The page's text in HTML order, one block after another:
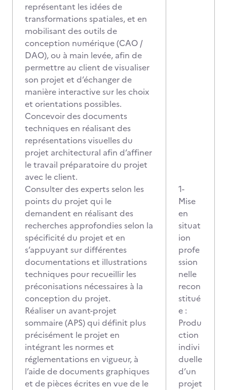
représentant les idées de
transformations spatiales, et en
mobilisant des outils de
conception numérique (CAO /
DAO), ou à main levée, afin de
permettre au client de visualiser
son projet et d’échanger de
manière interactive sur les choix
et orientations possibles.
Concevoir des documents
techniques en réalisant des
représentations visuelles du
projet architectural afin d’affiner
le travail préparatoire du projet
avec le client.
Consulter des experts selon les
points du projet qui le
demandent en réalisant des
recherches approfondies selon la
spécificité du projet et en
s’appuyant sur différentes
documentations et illustrations
techniques pour recueillir les
préconisations nécessaires à la
conception du projet.
Réaliser un avant-projet
sommaire (APS) qui définit plus
précisément le projet en
intégrant les normes et
réglementations en vigueur, à
l’aide de documents graphiques
et de pièces écrites en vue de le
1-
Mise
en
situat
ion
profe
ssion
nelle
recon
stitué
e :
Produ
ction
indivi
duelle
d’un
projet